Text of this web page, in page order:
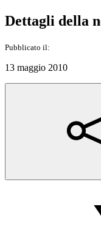
Dettagli della
Pubblicato il:
13 maggio 2010